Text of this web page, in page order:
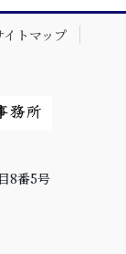
イトマップ
8番5号